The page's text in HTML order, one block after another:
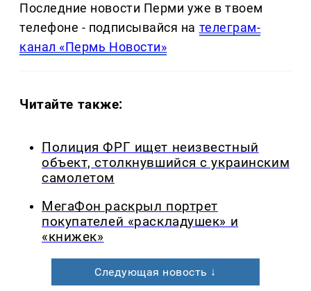
Последние новости Перми уже в твоем
телефоне - подписывайся на телеграм-
канал «Пермь Новости»
Читайте также:
Полиция ФРГ ищет неизвестный
объект, столкнувшийся с украинским
самолетом
МегаФон раскрыл портрет
покупателей «раскладушек» и
«книжек»
Следующая новость ↓